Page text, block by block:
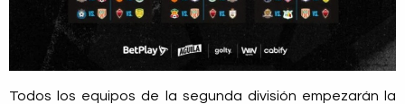
Todos los equipos de la segunda división empezarán la